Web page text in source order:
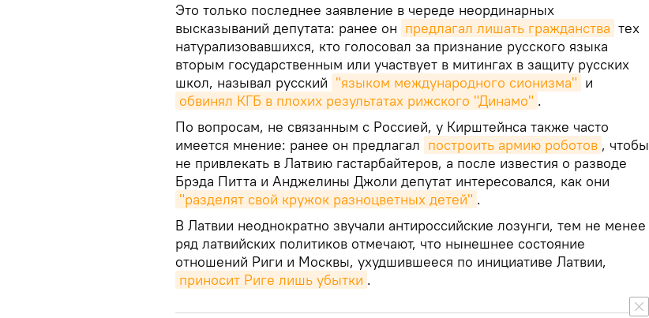
​Это только последнее заявление в череде неординарных
высказываний депутата: ранее он предлагал лишать гражданства тех
натурализовавшихся, кто голосовал за признание русского языка
вторым государственным или участвует в митингах в защиту русских
школ, называл русский "языком международного сионизма" и
обвинял КГБ в плохих результатах рижского "Динамо" .
По вопросам, не связанным с Россией, у Кирштейнса также часто
имеется мнение: ранее он предлагал построить армию роботов , чтобы
не привлекать в Латвию гастарбайтеров, а после известия о разводе
Брэда Питта и Анджелины Джоли депутат интересовался, как они
"разделят свой кружок разноцветных детей" .
В Латвии неоднократно звучали антироссийские лозунги, тем не менее
ряд латвийских политиков отмечают, что нынешнее состояние
отношений Риги и Москвы, ухудшившееся по инициативе Латвии,
приносит Риге лишь убытки .